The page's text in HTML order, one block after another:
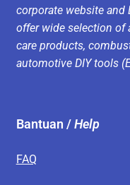
corporate website and
offer wide selection of
care products,
automotive DIY tools
Bantuan /Help
FAQ